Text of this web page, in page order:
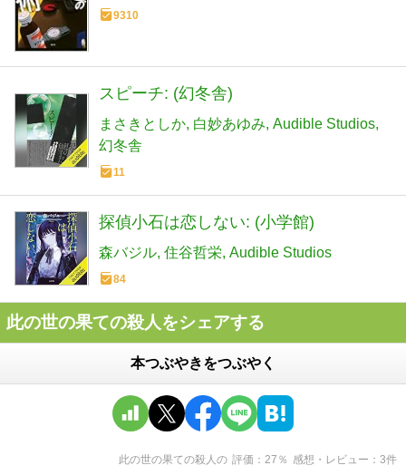
9310
スピーチ: (幻冬舎)
まさきとしか 白妙あゆみ Audible Studios
幻冬舎
11
探偵小石は恋しない: (小学館)
森バジル 住谷哲栄 Audible Studios
84
此の世の果ての殺人をシェアする
本つぶやきをつぶやく
此の世の果ての殺人の 評価 27 ％ 感想・レビュー 3件